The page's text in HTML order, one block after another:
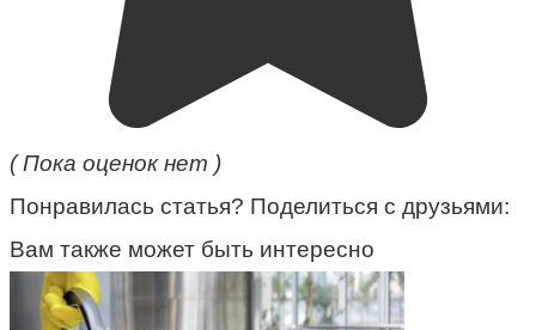
( Пока оценок нет )
Понравилась статья? Поделиться с друзьями:
Вам также может быть интересно